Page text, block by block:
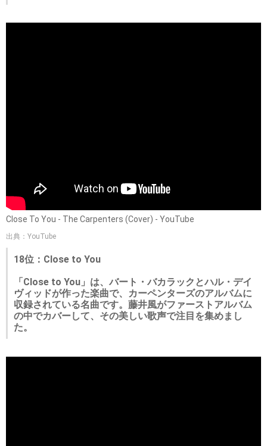
Close To You - The Carpenters (Cover) - YouTube
出典：YouTube
18位：Close to You
「Close to You」は、バート・バカラックとハル・デイ
ヴィッドが作った楽曲で、カーペンターズのアルバムに
収録されている名曲です。藤井風がファーストアルバム
の中でカバーして、その美しい歌声で注目を集めまし
た。